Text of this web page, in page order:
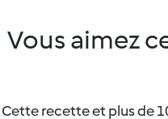
Vous aimez
Cette recette et plus de